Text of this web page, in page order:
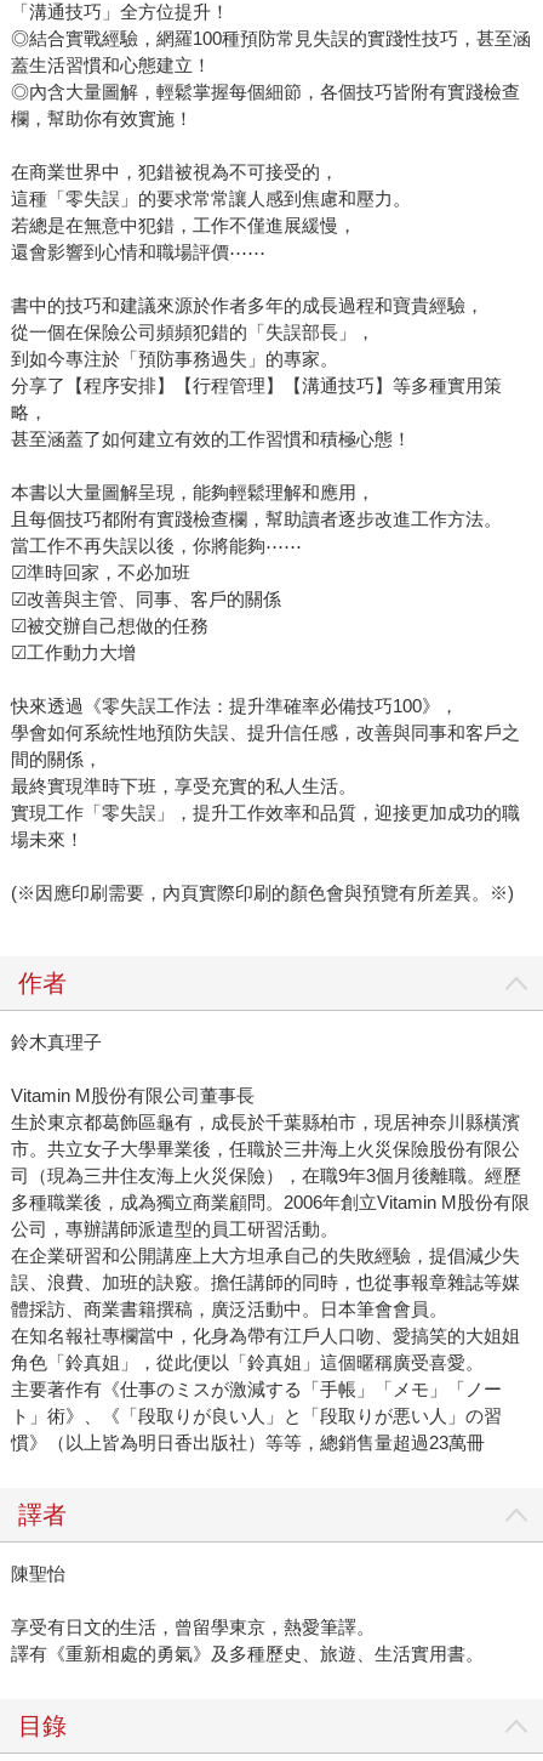
「溝通技巧」全方位提升！
◎結合實戰經驗，網羅100種預防常見失誤的實踐性技巧，甚至涵
蓋生活習慣和心態建立！
◎內含大量圖解，輕鬆掌握每個細節，各個技巧皆附有實踐檢查
欄，幫助你有效實施！
在商業世界中，犯錯被視為不可接受的，
這種「零失誤」的要求常常讓人感到焦慮和壓力。
若總是在無意中犯錯，工作不僅進展緩慢，
還會影響到心情和職場評價⋯⋯
書中的技巧和建議來源於作者多年的成長過程和寶貴經驗，
從一個在保險公司頻頻犯錯的「失誤部長」，
到如今專注於「預防事務過失」的專家。
分享了【程序安排】【行程管理】【溝通技巧】等多種實用策
略，
甚至涵蓋了如何建立有效的工作習慣和積極心態！
本書以大量圖解呈現，能夠輕鬆理解和應用，
且每個技巧都附有實踐檢查欄，幫助讀者逐步改進工作方法。
當工作不再失誤以後，你將能夠⋯⋯
☑︎準時回家，不必加班
☑︎改善與主管、同事、客戶的關係
☑︎被交辦自己想做的任務
☑︎工作動力大增
快來透過《零失誤工作法：提升準確率必備技巧100》，
學會如何系統性地預防失誤、提升信任感，改善與同事和客戶之
間的關係，
最終實現準時下班，享受充實的私人生活。
實現工作「零失誤」，提升工作效率和品質，迎接更加成功的職
場未來！
(※因應印刷需要，內頁實際印刷的顏色會與預覽有所差異。※)
作者
鈴木真理子
Vitamin M股份有限公司董事長
生於東京都葛飾區龜有，成長於千葉縣柏市，現居神奈川縣橫濱
市。共立女子大學畢業後，任職於三井海上火災保險股份有限公
司（現為三井住友海上火災保險），在職9年3個月後離職。經歷
多種職業後，成為獨立商業顧問。2006年創立Vitamin M股份有限
公司，專辦講師派遣型的員工研習活動。
在企業研習和公開講座上大方坦承自己的失敗經驗，提倡減少失
誤、浪費、加班的訣竅。擔任講師的同時，也從事報章雜誌等媒
體採訪、商業書籍撰稿，廣泛活動中。日本筆會會員。
在知名報社專欄當中，化身為帶有江戶人口吻、愛搞笑的大姐姐
角色「鈴真姐」，從此便以「鈴真姐」這個暱稱廣受喜愛。
主要著作有《仕事のミスが激減する「手帳」「メモ」「ノー
ト」術》、《「段取りが良い人」と「段取りが悪い人」の習
慣》（以上皆為明日香出版社）等等，總銷售量超過23萬冊
譯者
陳聖怡
享受有日文的生活，曾留學東京，熱愛筆譯。
譯有《重新相處的勇氣》及多種歷史、旅遊、生活實用書。
目錄